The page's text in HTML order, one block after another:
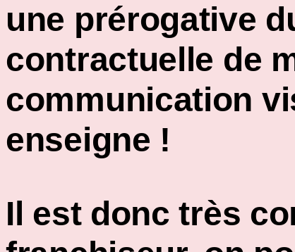
une prérogative
contractuelle de
communication
enseigne !
Il est donc très